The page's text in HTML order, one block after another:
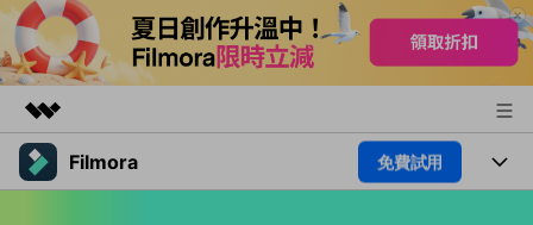
精選產品Filmora 免費試用